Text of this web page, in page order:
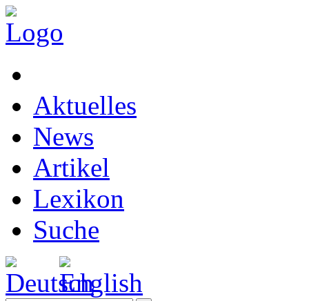
Aktuelles
News
Artikel
Lexikon
Suche